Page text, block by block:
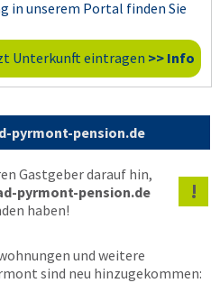
in unserem Portal finden Sie
Unterkunft eintragen >> Info
pyrmont-pension.de
Gastgeber darauf hin,
pyrmont-pension.de
haben!
!
und weitere
sind neu hinzugekommen: